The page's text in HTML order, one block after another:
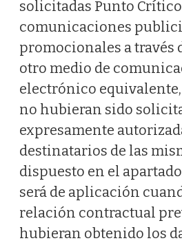
solicitadas Punto
comunicaciones
promocionales a través
otro medio de
electrónico
no hubieran sido
expresamente
destinatarios de las
dispuesto en el
será de aplicación
relación contractual
hubieran obtenido los